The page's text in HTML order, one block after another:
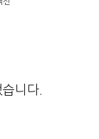
신
니다.